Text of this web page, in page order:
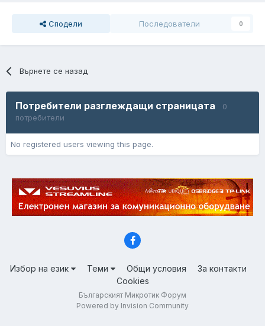
Сподели Последователи 0
Върнете се назад
Потребители разглеждащи страницата
0
потребители
No registered users viewing this page.
Избор на език Теми Общи условия
За контакти
Cookies
Българският Микротик Форум
Powered by Invision Community